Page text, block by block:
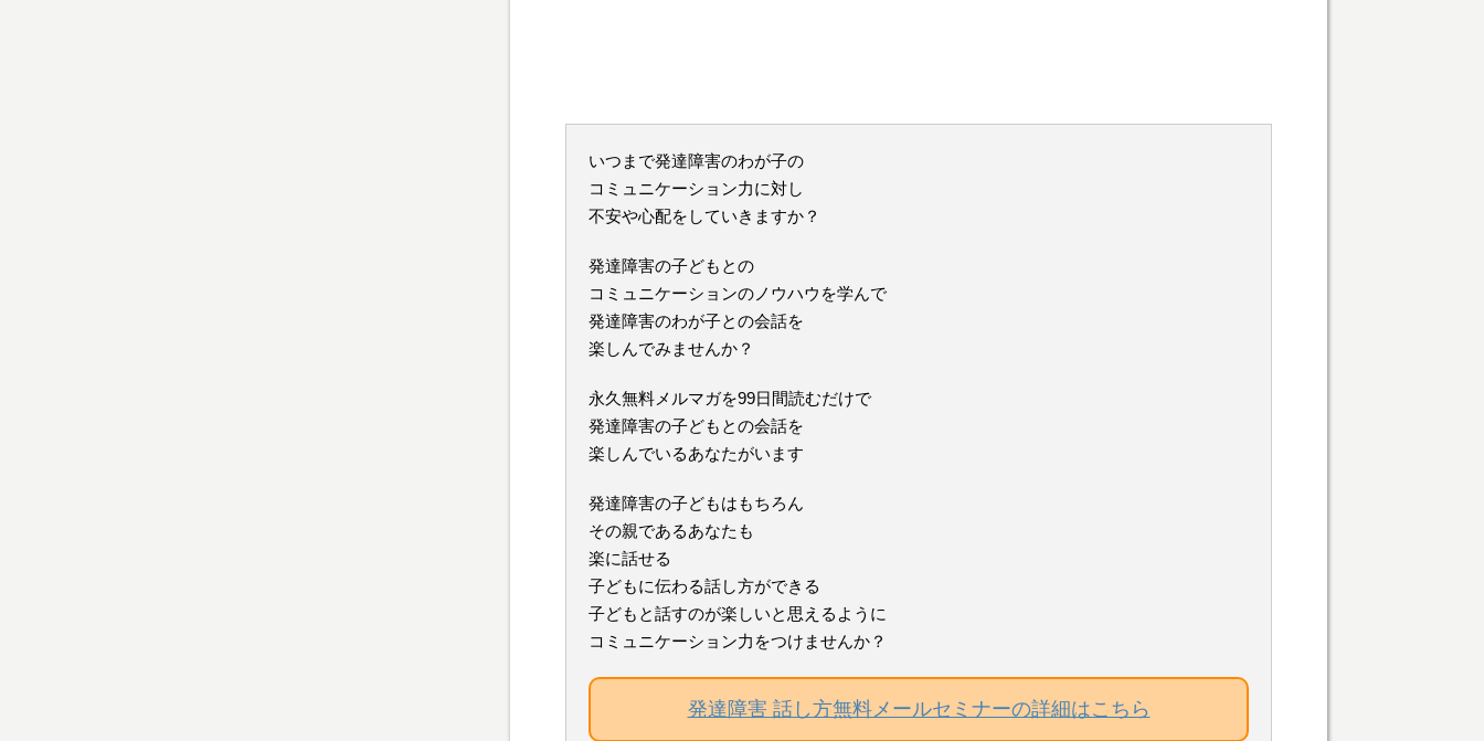
いつまで発達障害のわが子の
コミュニケーション力に対し
不安や心配をしていきますか？
発達障害の子どもとの
コミュニケーションのノウハウを学んで
発達障害のわが子との会話を
楽しんでみませんか？
永久無料メルマガを99日間読むだけで
発達障害の子どもとの会話を
楽しんでいるあなたがいます
発達障害の子どもはもちろん
その親であるあなたも
楽に話せる
子どもに伝わる話し方ができる
子どもと話すのが楽しいと思えるように
コミュニケーション力をつけませんか？
発達障害 話し方無料メールセミナーの詳細はこちら